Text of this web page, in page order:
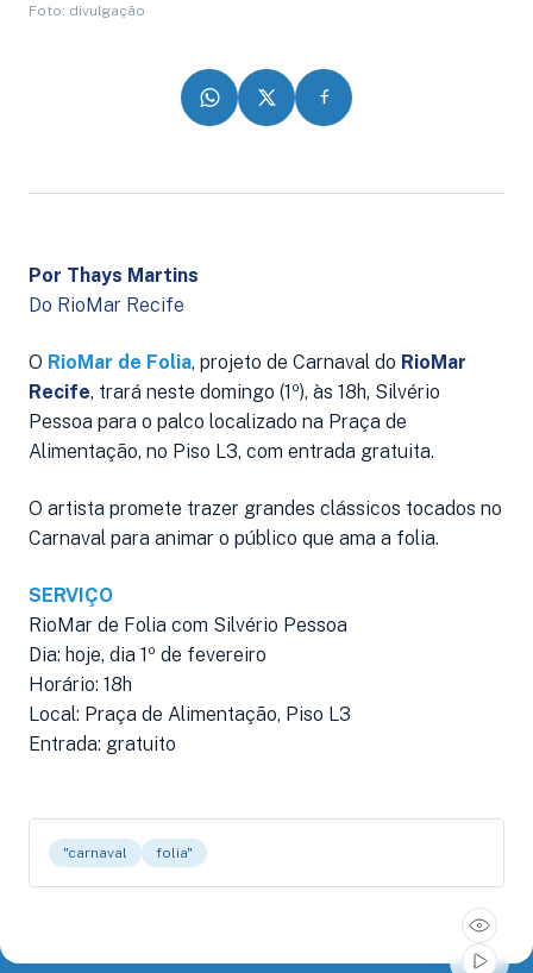
Foto: divulgação
Por Thays Martins
Do RioMar Recife
O RioMar de Folia, projeto de Carnaval do RioMar
Recife, trará neste domingo (1º), às 18h, Silvério
Pessoa para o palco localizado na Praça de
Alimentação, no Piso L3, com entrada gratuita.
O artista promete trazer grandes clássicos tocados no
Carnaval para animar o público que ama a folia.
SERVIÇO
RioMar de Folia com Silvério Pessoa
Dia: hoje, dia 1º de fevereiro
Horário: 18h
Local: Praça de Alimentação, Piso L3
Entrada: gratuito
"carnaval folia"